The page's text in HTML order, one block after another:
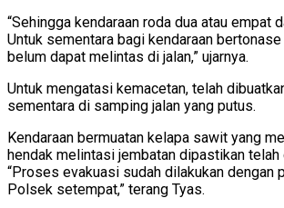
“Sehingga kendaraan roda dua atau empat
Untuk sementara bagi kendaraan
belum dapat melintas di jalan,” ujarnya.
Untuk mengatasi kemacetan, telah
sementara di samping jalan yang putus.
Kendaraan bermuatan kelapa sawit yang
hendak melintasi jembatan dipastikan telah
“Proses evakuasi sudah dilakukan dengan
Polsek setempat,” terang Tyas.